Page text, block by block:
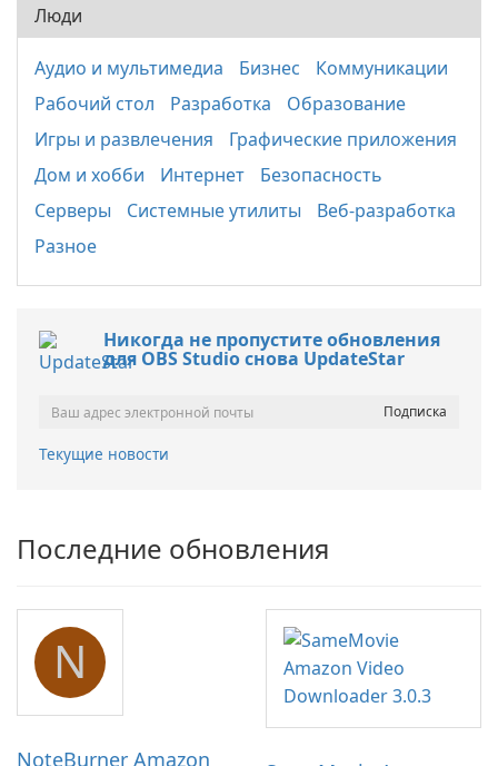
Люди
Аудио и мультимедиа Бизнес
Коммуникации
Рабочий стол
Разработка
Образование
Игры и развлечения
Графические приложения
Дом и хобби
Интернет
Безопасность
Серверы
Системные утилиты
Веб-разработка
Разное
Никогда не пропустите обновления
для OBS Studio снова UpdateStar
Текущие новости
Последние обновления
N
NoteBurner Amazon